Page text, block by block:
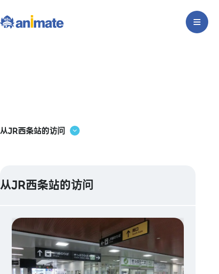
从JR西条站的访问
从JR西条站的访问